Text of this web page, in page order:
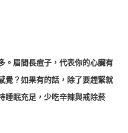
眉間長痘子，代表你的心臟有
覺？如果有的話，除了要趕緊就
睡眠充足，少吃辛辣與戒除菸